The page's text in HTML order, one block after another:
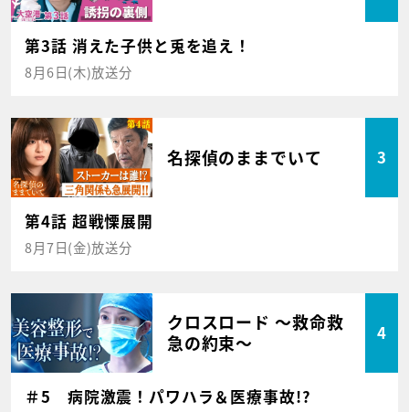
第3話 消えた子供と兎を追え！
8月6日(木)放送分
名探偵のままでいて 3
第4話 超戦慄展開
8月7日(金)放送分
クロスロード ～救命救
急の約束～
4
＃5 病院激震！パワハラ＆医療事故!?